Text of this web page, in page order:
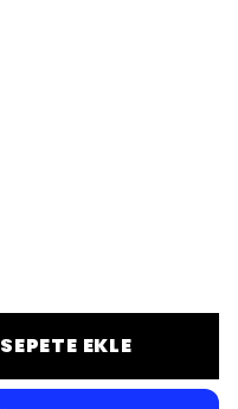
SEPETE EKLE